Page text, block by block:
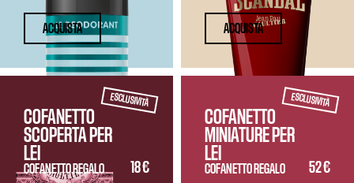
ACQUISTA ACQUISTA
ESCLUSIVITÀ
COFANETTO
SCOPERTA PER
LEI
COFANETTO REGALO 18 €
ESCLUSIVITÀ
COFANETTO
MINIATURE PER
LEI
COFANETTO REGALO 52 €